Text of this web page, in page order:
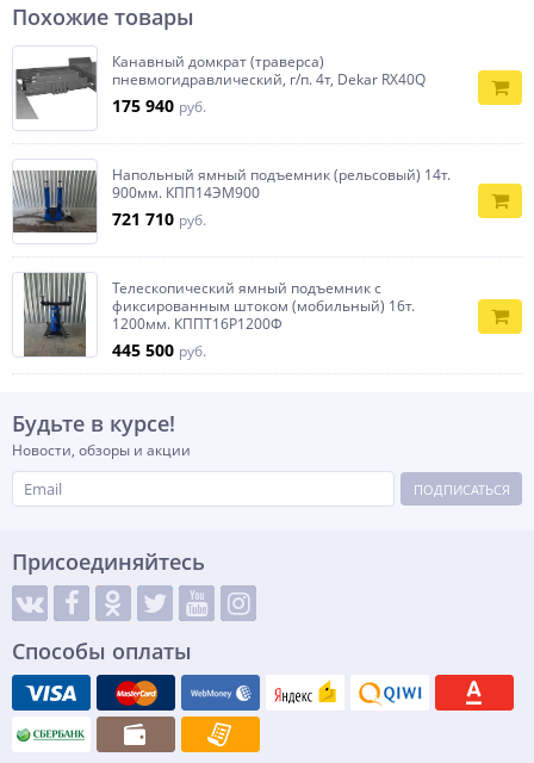
Похожие товары
Канавный домкрат (траверса)
пневмогидравлический, г/п. 4т, Dekar RX40Q
175 940 руб.
Напольный ямный подъемник (рельсовый) 14т.
900мм. КПП14ЭМ900
721 710 руб.
Телескопический ямный подъемник с
фиксированным штоком (мобильный) 16т.
1200мм. КППТ16Р1200Ф
445 500 руб.
Будьте в курсе!
Новости, обзоры и акции
ПОДПИСАТЬСЯ
Присоединяйтесь
Способы оплаты